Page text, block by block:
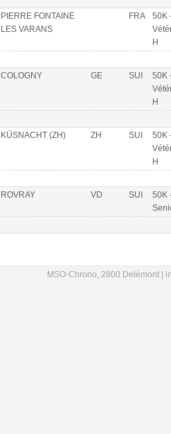
PIERRE FONTAINE
LES VARANS
FRA
50K
H
COLOGNY GE SUI
50K
H
KÜSNACHT (ZH) ZH SUI
50K
H
ROVRAY VD SUI
50K
MSO-Chrono, 2800 Delémont |